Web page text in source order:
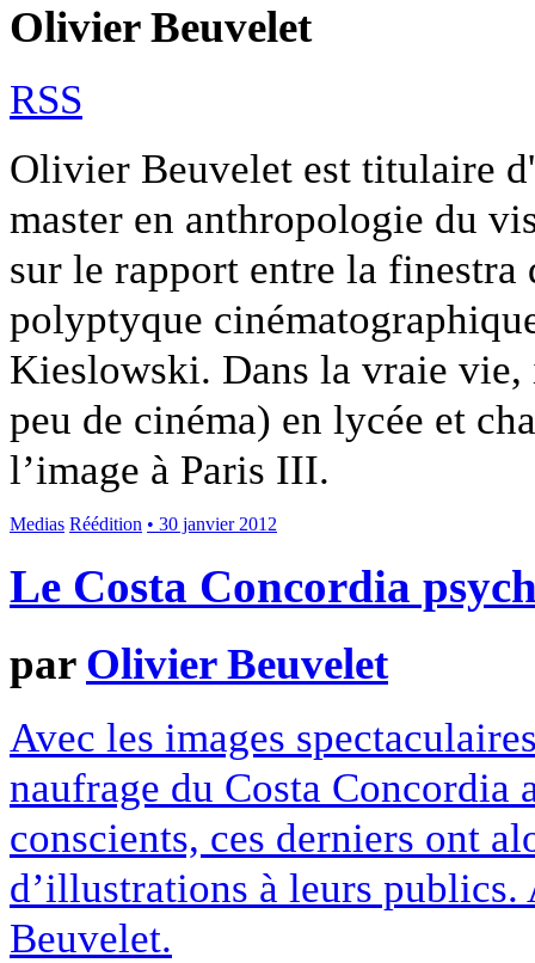
Olivier Beuvelet
RSS
Olivier Beuvelet est titulaire
master en anthropologie du
sur le rapport entre la
polyptyque
Kieslowski. Dans la vraie
peu de cinéma) en lycée et
l’image à Paris III.
Medias Réédition • 30 janvier 2012
Le Costa Concordia
par Olivier Beuvelet
Avec les images
naufrage du Costa Concordia
conscients, ces derniers ont
d’illustrations à leurs
Beuvelet.